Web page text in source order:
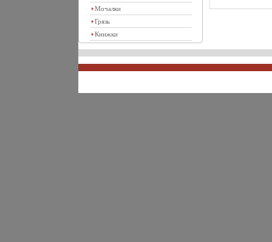
Мочалки
Грязь
Книжки